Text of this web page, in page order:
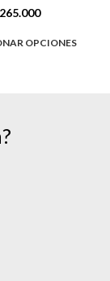
265.000
OPCIONES